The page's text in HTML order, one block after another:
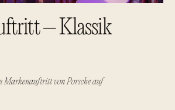
– Klassik
Markenauftritt von Porsche auf